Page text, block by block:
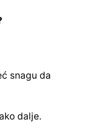
snagu da
dalje.